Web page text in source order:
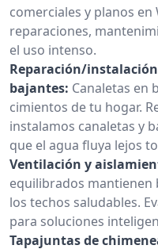
comerciales y planos
reparaciones,
el uso intenso.
Reparación/
bajantes: Canaletas en
cimientos de tu hogar.
instalamos canaletas y
que el agua fluya lejos
Ventilación y
equilibrados mantienen
los techos saludables.
para soluciones
Tapajuntas de